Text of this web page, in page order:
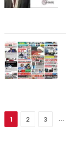
1 2 3 …